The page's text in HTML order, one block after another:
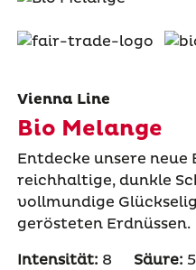
Vienna Line
Bio Melange
Entdecke unsere neue
reichhaltige, dunkle
vollmundige
gerösteten Erdnüssen.
Intensität: 8 Säure: 5